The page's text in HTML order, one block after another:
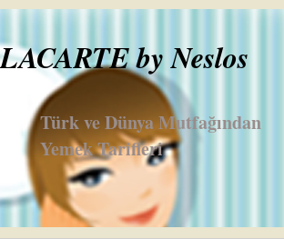
by Neslos
Türk ve Dünya Mutfağından
Yemek Tarifleri